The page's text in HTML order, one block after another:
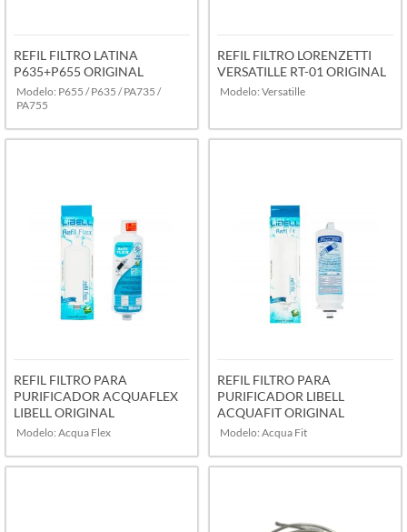
REFIL FILTRO LATINA
P635+P655 ORIGINAL
Modelo: P655 / P635 / PA735 /
PA755
REFIL FILTRO LORENZETTI
VERSATILLE RT-01 ORIGINAL
Modelo: Versatille
REFIL FILTRO PARA
PURIFICADOR ACQUAFLEX
LIBELL ORIGINAL
Modelo: Acqua Flex
REFIL FILTRO PARA
PURIFICADOR LIBELL
ACQUAFIT ORIGINAL
Modelo: Acqua Fit
VER MAIS